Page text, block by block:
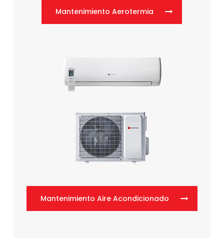
Mantenimiento Aerotermia
Mantenimiento Aire Acondicionado